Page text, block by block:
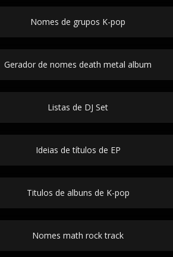
Nomes de grupos K-pop
Gerador de nomes death metal album
Listas de DJ Set
Ideias de títulos de EP
Titulos de albuns de K-pop
Nomes math rock track